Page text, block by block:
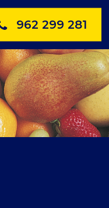
962 299 281